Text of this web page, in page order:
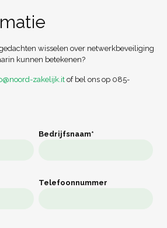
wisselen over netwerkbeveiliging
kunnen betekenen?
zakelijk.it of bel ons op 085-
Bedrijfsnaam*
Telefoonnummer